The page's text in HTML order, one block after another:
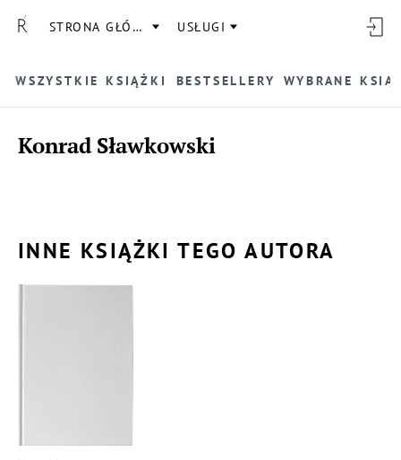
STRONA GŁÓWNA USŁUGI
WSZYSTKIE KSIĄŻKI BESTSELLERY WYBRANE
Konrad Sławkowski
INNE KSIĄŻKI TEGO AUTORA